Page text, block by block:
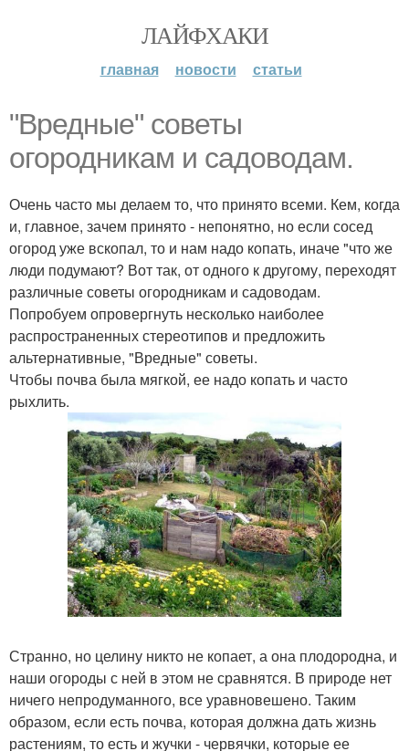
ЛАЙФХАКИ
главная новости статьи
"Вредные" советы
огородникам и садоводам.
Очень часто мы делаем то, что принято всеми. Кем, когда
и, главное, зачем принято - непонятно, но если сосед
огород уже вскопал, то и нам надо копать, иначе "что же
люди подумают? Вот так, от одного к другому, переходят
различные советы огородникам и садоводам.
Попробуем опровергнуть несколько наиболее
распространенных стереотипов и предложить
альтернативные, "Вредные" советы.
Чтобы почва была мягкой, ее надо копать и часто
рыхлить.
Странно, но целину никто не копает, а она плодородна, и
наши огороды с ней в этом не сравнятся. В природе нет
ничего непродуманного, все уравновешено. Таким
образом, если есть почва, которая должна дать жизнь
растениям, то есть и жучки - червячки, которые ее